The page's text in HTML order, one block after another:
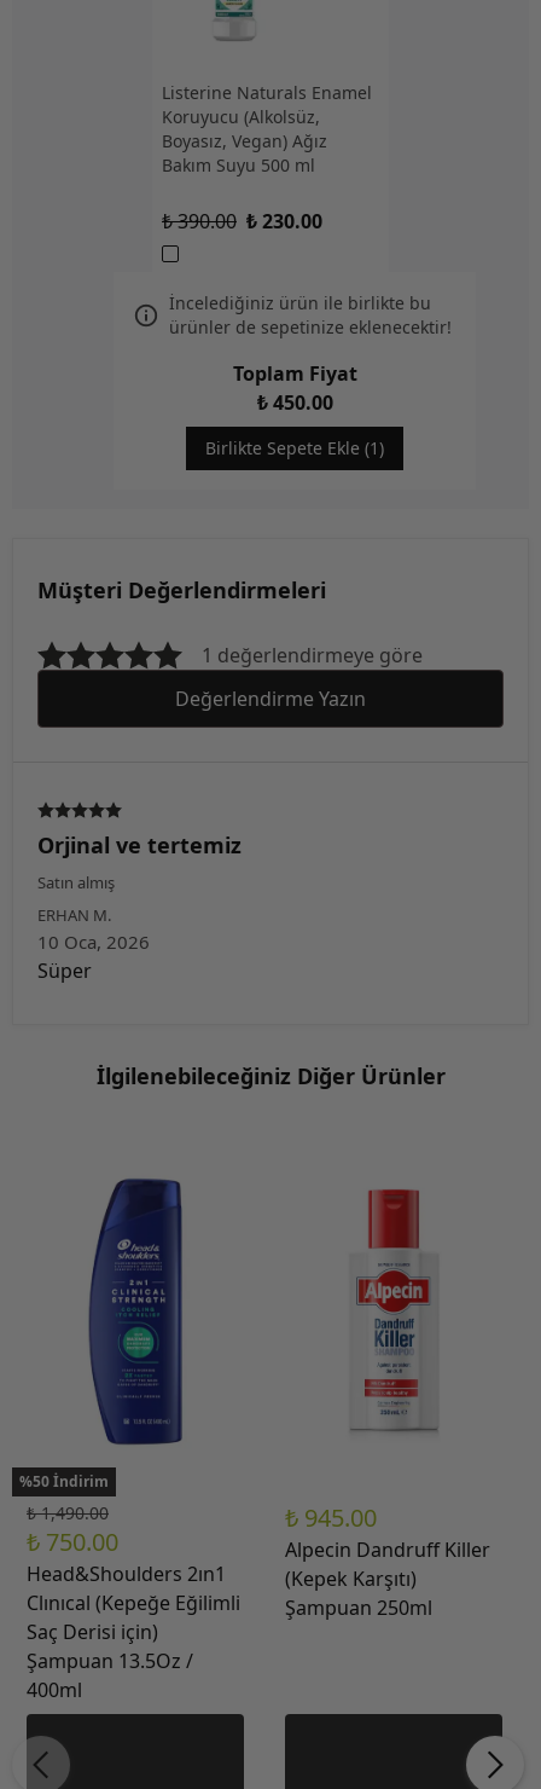
Listerine Naturals Enamel
Koruyucu (Alkolsüz,
Boyasız, Vegan) Ağız
Bakım Suyu 500 ml
₺ 390.00 ₺ 230.00
İncelediğiniz ürün ile birlikte bu
ürünler de sepetinize eklenecektir!
Toplam Fiyat
₺ 450.00
Birlikte Sepete Ekle (1)
Müşteri Değerlendirmeleri
1 değerlendirmeye göre
Değerlendirme Yazın
Orjinal ve tertemiz
Satın almış
ERHAN M.
10 Oca, 2026
Süper
İlgilenebileceğiniz Diğer Ürünler
%50 İndirim
₺ 1,490.00
₺ 750.00
Head&Shoulders 2ın1
Clınıcal (Kepeğe Eğilimli
Saç Derisi için)
Şampuan 13.5Oz /
400ml
₺ 945.00
Alpecin Dandruff Killer
(Kepek Karşıtı)
Şampuan 250ml